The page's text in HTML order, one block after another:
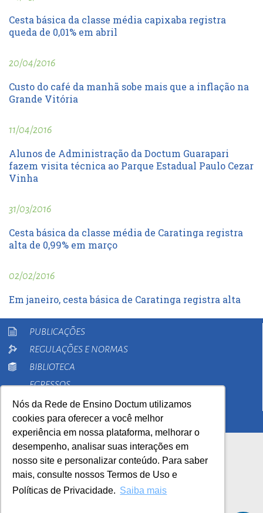
Nós da Rede de Ensino Doctum utilizamos
cookies para oferecer a você melhor
experiência em nossa plataforma, melhorar o
desempenho, analisar suas interações em
nosso site e personalizar conteúdo. Para saber
mais, consulte nossos Termos de Uso e
Políticas de Privacidade. Saiba mais
Cesta básica da classe média capixaba registra
queda de 0,01% em abril
20/04/2016
Custo do café da manhã sobe mais que a inflação na
Grande Vitória
11/04/2016
Alunos de Administração da Doctum Guarapari
fazem visita técnica ao Parque Estadual Paulo Cezar
Vinha
31/03/2016
Cesta básica da classe média de Caratinga registra
alta de 0,99% em março
02/02/2016
Em janeiro, cesta básica de Caratinga registra alta
PUBLICAÇÕES
REGULAÇÕES E NORMAS
BIBLIOTECA
EGRESSOS
PESQUISA
EXTENSÃO
AutoAvaliação Institucional